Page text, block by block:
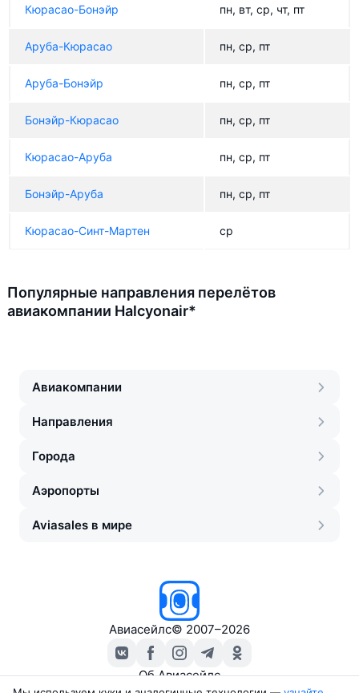
Кюрасао-Бонэйр пн, вт, ср, чт, пт
Аруба-Кюрасао пн, ср, пт
Аруба-Бонэйр пн, ср, пт
Бонэйр-Кюрасао пн, ср, пт
Кюрасао-Аруба пн, ср, пт
Бонэйр-Аруба пн, ср, пт
Кюрасао-Синт-Мартен ср
Популярные направления перелётов
авиакомпании Halcyonair*
Авиакомпании
Направления
Города
Аэропорты
Aviasales в мире
Авиасейлс© 2007–2026
Об Авиасейлс